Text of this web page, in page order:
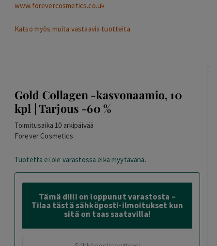
www.forevercosmetics.co.uk
Katso myös muita vastaavia tuotteita
Gold Collagen -kasvonaamio, 10
kpl | Tarjous -60 %
Toimitusaika 10 arkipäivää
Forever Cosmetics
Tuotetta ei ole varastossa eikä myytävänä.
Tämä diili on loppunut varastosta –
Tilaa tästä sähköposti-ilmoitukset kun
sitä on taas saatavilla!